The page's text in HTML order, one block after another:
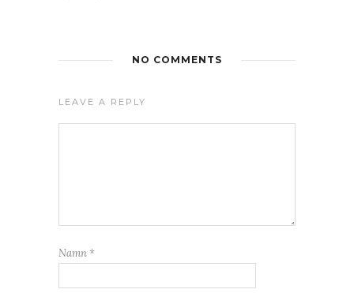
NO COMMENTS
LEAVE A REPLY
Namn *